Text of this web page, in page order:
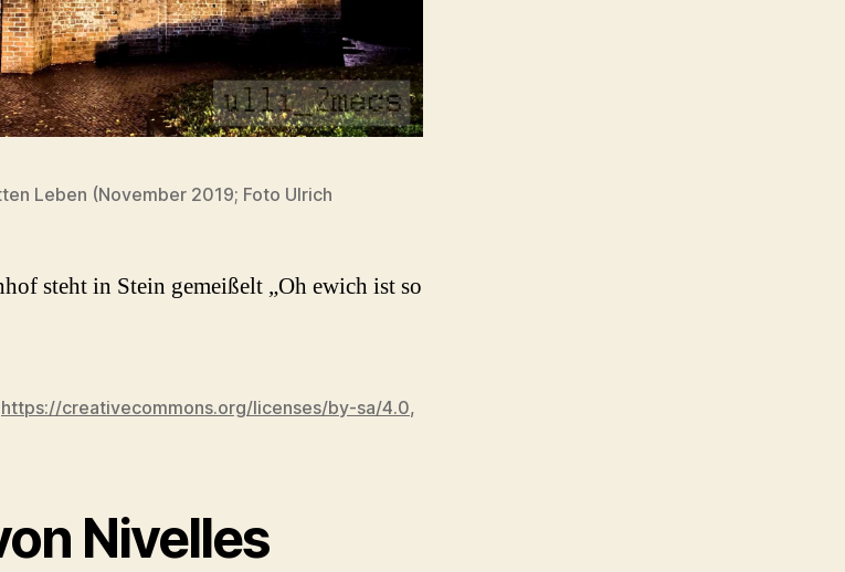
Leben (November 2019; Foto Ulrich
steht in Stein gemeißelt „Oh ewich ist so
https://creativecommons.org/licenses/by-sa/4.0,
Nivelles